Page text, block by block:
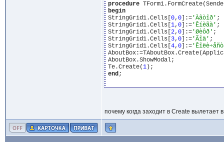
procedure
begin
StringGrid1.Cells[ 0, 0]:='Àâòîð' ;
StringGrid1.Cells[ 1, 0]:='Êíèãà' ;
StringGrid1.Cells[ 2, 0]:='Øèôð' ;
StringGrid1.Cells[ 3, 0]:='Ãîä' ;
StringGrid1.Cells[ 4, 0]:=
AboutBox.ShowModal;
Te.Create(1
end;
почему когда заходит в Create вылетает